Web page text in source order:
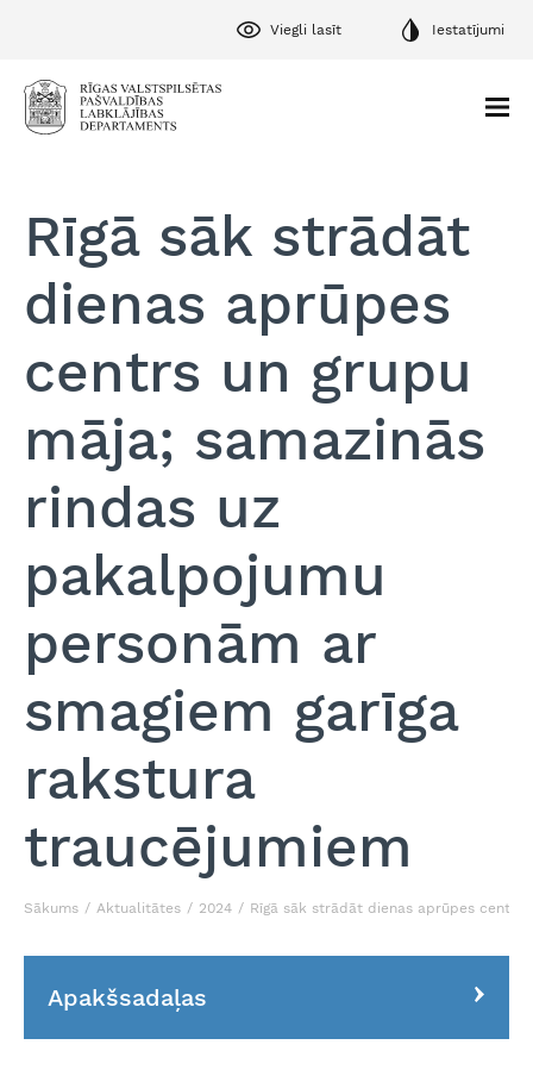
Viegli lasīt Iestatījumi
Rīgā sāk strādāt
dienas aprūpes
centrs un grupu
māja; samazinās
rindas uz
pakalpojumu
personām ar
smagiem garīga
rakstura
traucējumiem
Sākums Aktualitātes 2024 Rīgā sāk strādāt dienas aprūpes centrs
Apakšsadaļas